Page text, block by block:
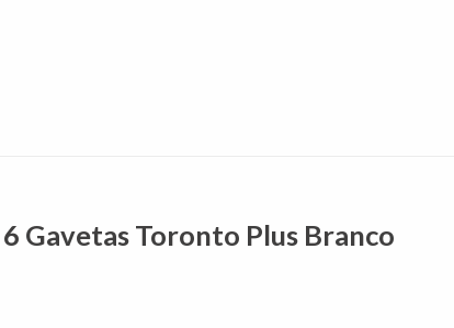
Gavetas Toronto Plus Branco